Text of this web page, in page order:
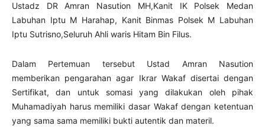
Ustadz DR Amran Nasution MH,Kanit IK Polsek Medan
Labuhan Iptu M Harahap, Kanit Binmas Polsek M Labuhan
Iptu Sutrisno,Seluruh Ahli waris Hitam Bin Filus.
Dalam Pertemuan tersebut Ustad Amran Nasution
memberikan pengarahan agar Ikrar Wakaf disertai dengan
Sertifikat, dan untuk somasi yang dilakukan oleh pihak
Muhamadiyah harus memiliki dasar Wakaf dengan ketentuan
yang sama sama memiliki bukti autentik dan materil.